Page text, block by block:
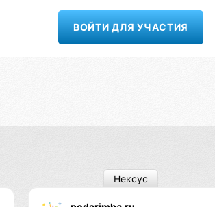
ВОЙТИ ДЛЯ УЧАСТИЯ
Нексус